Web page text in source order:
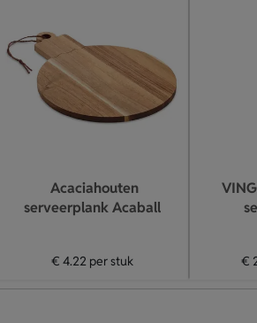
Acaciahouten
serveerplank Acaball
€ 4.22 per stuk €